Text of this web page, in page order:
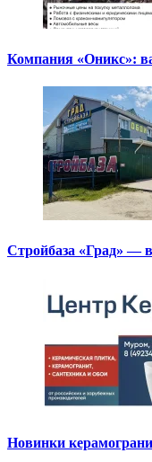
Компания «Оникс»:
Стройбаза «Град» —
Новинки